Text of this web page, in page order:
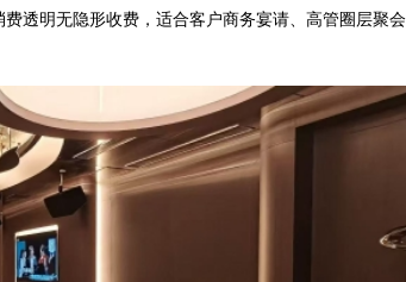
透明无隐形收费，适合客户商务宴请、高管圈层聚会